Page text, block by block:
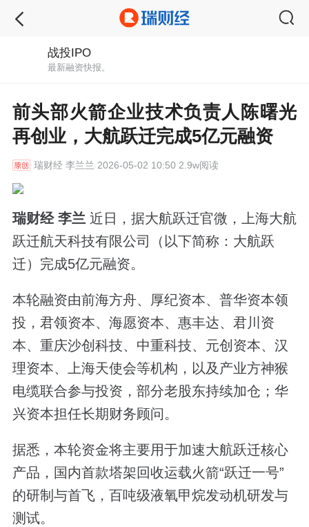
战投IPO
最新融资快报。
前头部火箭企业技术负责人陈曙光
再创业，大航跃迁完成5亿元融资
瑞财经李兰兰 2026-05-02 10:50 2.9w阅读
瑞财经 李兰 近日，据大航跃迁官微，上海大航
跃迁航天科技有限公司（以下简称：大航跃
迁）完成5亿元融资。
本轮融资由前海方舟、厚纪资本、普华资本领
投，君领资本、海愿资本、惠丰达、君川资
本、重庆沙创科技、中重科技、元创资本、汉
理资本、上海天使会等机构，以及产业方神猴
电缆联合参与投资，部分老股东持续加仓；华
兴资本担任长期财务顾问。
据悉，本轮资金将主要用于加速大航跃迁核心
产品，国内首款塔架回收运载火箭“跃迁一号”
的研制与首飞，百吨级液氧甲烷发动机研发与
测试。